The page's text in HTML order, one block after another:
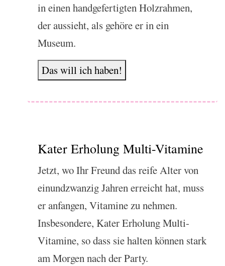
in einen handgefertigten Holzrahmen,
der aussieht, als gehöre er in ein
Museum.
Das will ich haben!
Kater Erholung Multi-Vitamine
Jetzt, wo Ihr Freund das reife Alter von
einundzwanzig Jahren erreicht hat, muss
er anfangen, Vitamine zu nehmen.
Insbesondere, Kater Erholung Multi-
Vitamine, so dass sie halten können stark
am Morgen nach der Party.